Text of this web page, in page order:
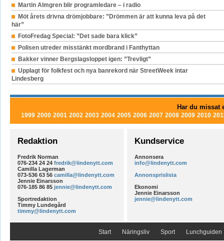
Martin Almgren blir programledare – i radio
Möt årets drivna drömjobbare: ”Drömmen är att kunna leva på det
här”
FotoFredag Special: ”Det sade bara klick”
Polisen utreder misstänkt mordbrand i Fanthyttan
Bakker vinner Bergslagsloppet igen: ”Trevligt”
Upplagt för folkfest och nya banrekord när StreetWeek intar
Lindesberg
Har du missat
1999 2000 2001 2002 2003 2004 2005 2006 2007 2008 2009 2010
Redaktion
Fredrik Norman
076-234 24 24 fredrik@lindenytt.com
Camilla Lagerman
073-536 63 56 camilla@lindenytt.com
Jennie Einarsson
076-185 86 85 jennie@lindenytt.com
Sportredaktion
Timmy Lundegård
timmy@lindenytt.com
Kundservice
Annonsera
info@lindenytt.com
Annonsprislista
Ekonomi
Jennie Einarsson
jennie@lindenytt.com
Start Näringsliv Sport Lunchguiden